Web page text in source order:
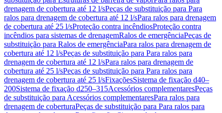
drenagem de cobertura até 12 l/sPeças de substituição para Para
ralos para drenagem de cobertura até 12 l/sPara ralos para drenagem
de cobertura até 25 l/sProteção contra incêndiosProteção contra
incêndios para sistemas de drenagemRalos de emergênciaPeças de
substituição para Ralos de emergênciaPara ralos para drenagem de
cobertura até 12 l/sPeças de substituição para Para ralos para
drenagem de cobertura até 12 l/sPara ralos para drenagem de
cobertura até 25 l/sPeças de substituição para Para ralos para
drenagem de cobertura até 25 l/sFixaçõesSistema de fixação d40–
200Sistema de fixação d250–315Acessórios complementaresPeças
de substituição para Acessórios complementaresPara ralos para
drenagem de coberturaPeças de substituição para Para ralos para